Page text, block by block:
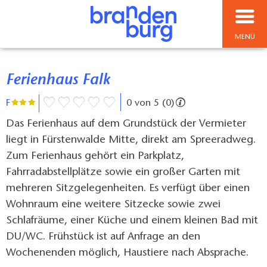
MENÜ
Ferienhaus Falk
F 0 von 5 (0)
Das Ferienhaus auf dem Grundstück der Vermieter
liegt in Fürstenwalde Mitte, direkt am Spreeradweg.
Zum Ferienhaus gehört ein Parkplatz,
Fahrradabstellplätze sowie ein großer Garten mit
mehreren Sitzgelegenheiten. Es verfügt über einen
Wohnraum eine weitere Sitzecke sowie zwei
Schlafräume, einer Küche und einem kleinen Bad mit
DU/WC. Frühstück ist auf Anfrage an den
Wochenenden möglich, Haustiere nach Absprache.